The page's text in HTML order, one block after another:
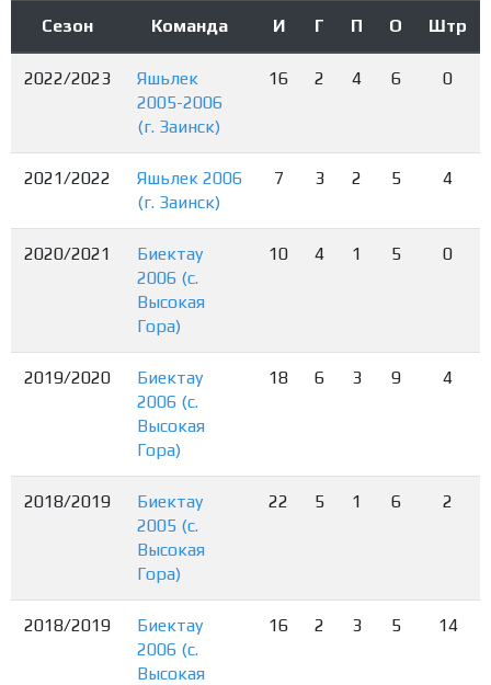
Сезон Команда И Г П О Штр
2022/2023
Яшьлек
2005-2006
(г. Заинск)
16 2 4 6 0
2021/2022
Яшьлек 2006
(г. Заинск)
7 3 2 5 4
2020/2021
Биектау
2006 (с.
Высокая
Гора)
10 4 1 5 0
2019/2020
Биектау
2006 (с.
Высокая
Гора)
18 6 3 9 4
2018/2019
Биектау
2005 (с.
Высокая
Гора)
22 5 1 6 2
2018/2019
Биектау
2006 (с.
Высокая
16 2 3 5 14